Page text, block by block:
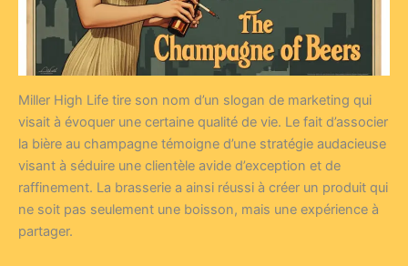
Miller High Life tire son nom d’un slogan de marketing qui
visait à évoquer une certaine qualité de vie. Le fait d’associer
la bière au champagne témoigne d’une stratégie audacieuse
visant à séduire une clientèle avide d’exception et de
raffinement. La brasserie a ainsi réussi à créer un produit qui
ne soit pas seulement une boisson, mais une expérience à
partager.